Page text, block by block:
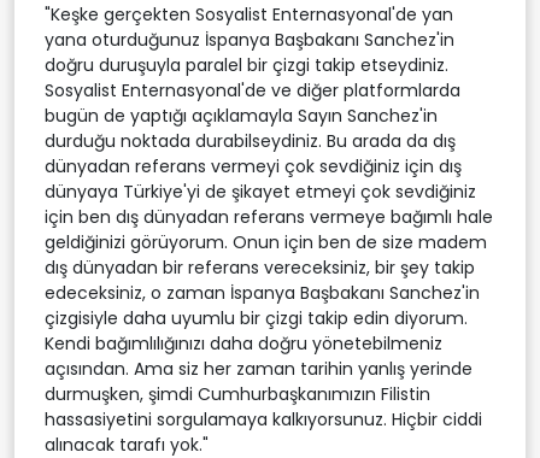
"Keşke gerçekten Sosyalist Enternasyonal'de yan
yana oturduğunuz İspanya Başbakanı Sanchez'in
doğru duruşuyla paralel bir çizgi takip etseydiniz.
Sosyalist Enternasyonal'de ve diğer platformlarda
bugün de yaptığı açıklamayla Sayın Sanchez'in
durduğu noktada durabilseydiniz. Bu arada da dış
dünyadan referans vermeyi çok sevdiğiniz için dış
dünyaya Türkiye'yi de şikayet etmeyi çok sevdiğiniz
için ben dış dünyadan referans vermeye bağımlı hale
geldiğinizi görüyorum. Onun için ben de size madem
dış dünyadan bir referans vereceksiniz, bir şey takip
edeceksiniz, o zaman İspanya Başbakanı Sanchez'in
çizgisiyle daha uyumlu bir çizgi takip edin diyorum.
Kendi bağımlılığınızı daha doğru yönetebilmeniz
açısından. Ama siz her zaman tarihin yanlış yerinde
durmuşken, şimdi Cumhurbaşkanımızın Filistin
hassasiyetini sorgulamaya kalkıyorsunuz. Hiçbir ciddi
alınacak tarafı yok."